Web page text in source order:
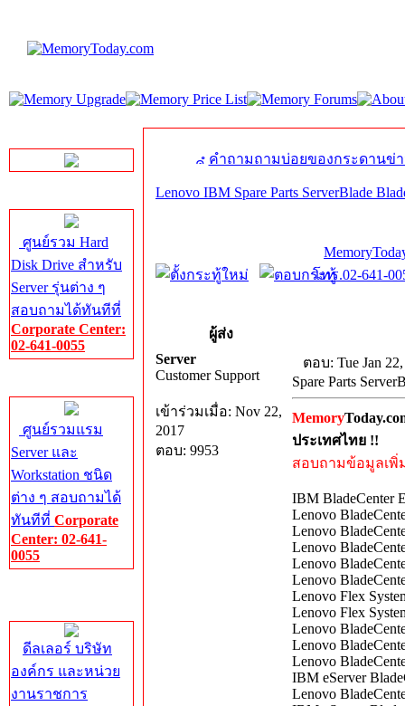
ศูนย์รวม Hard
Disk Drive สำหรับ
Server รุ่นต่าง ๆ
สอบถามได้ทันทีที่
Corporate Center:
02-641-0055
ศูนย์รวมแรม
Server และ
Workstation ชนิด
ต่าง ๆ สอบถามได้
ทันทีที่ Corporate
Center: 02-641-
0055
ดีลเลอร์ บริษัท
องค์กร และหน่วย
งานราชการ
คำถามถามบ่อยของกระดานข่
Lenovo IBM Spare Parts ServerBlade
โทร.02-641-
ผู้ส่ง
Server
Customer Support
เข้าร่วมเมื่อ: Nov 22,
2017
ตอบ: 9953
ตอบ: Tue Jan
Spare Parts
Memory
ประเทศไทย !!
สอบถามข้อมูลเพิ่
IBM BladeCenter
Lenovo
Lenovo
Lenovo
Lenovo
Lenovo
Lenovo Flex
Lenovo Flex
Lenovo
Lenovo
Lenovo
IBM eServer
Lenovo